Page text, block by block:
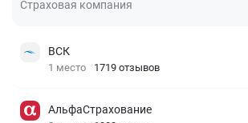
Страховая компания
ВСК
1 место 1719 отзывов
АльфаСтрахование